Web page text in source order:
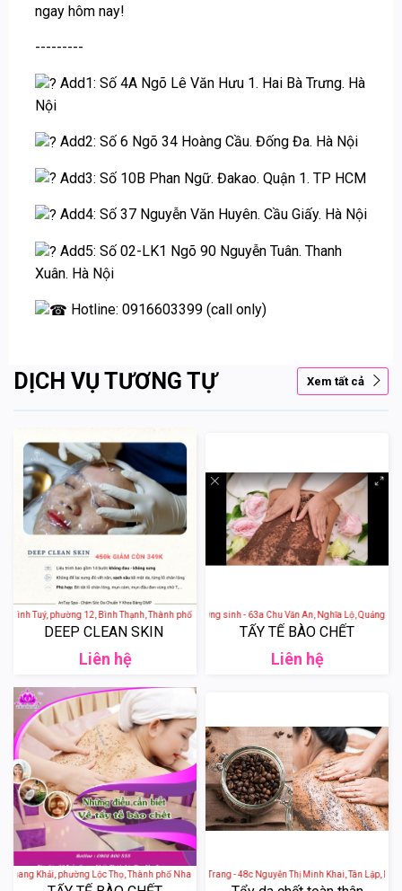
ngay hôm nay!
---------
Add1: Số 4A Ngõ Lê Văn Hưu 1. Hai Bà Trưng. Hà
Nội
Add2: Số 6 Ngõ 34 Hoàng Cầu. Đống Đa. Hà Nội
Add3: Số 10B Phan Ngữ. Đakao. Quận 1. TP HCM
Add4: Số 37 Nguyễn Văn Huyên. Cầu Giấy. Hà Nội
Add5: Số 02-LK1 Ngõ 90 Nguyễn Tuân. Thanh
Xuân. Hà Nội
Hotline: 0916603399 (call only)
DỊCH VỤ TƯƠNG TỰ Xem tất cả
Đình Tuý, phường 12, Bình Thạnh, Thành phố Hồ Chí Minh, Việt Nam
DEEP CLEAN SKIN
Liên hệ
Nhiên Spa - Gội đầu dưỡng sinh - 63a Chu Văn An, Nghĩa Lộ, Quảng
TẨY TẾ BÀO CHẾT
Liên hệ
Khải, phường Lộc Thọ, Thành phố Nha Trang, Khánh Hòa, Việt Nam
Charm Spa Grand Nha Trang - 48c Nguyễn Thị Minh Khai, Tân Lập, Nha